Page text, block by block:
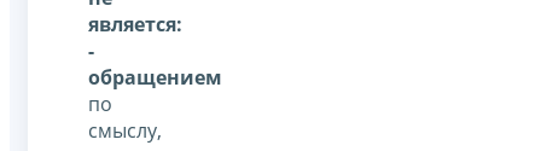
является:
-
обращением
по
смыслу,